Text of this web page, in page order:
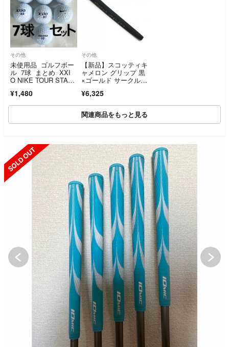
その他
未使用品 ゴルフボー
ル 7球 まとめ XXI
O NIKE TOUR STAG
¥1,480
その他
【新品】スコッティキ
ャメロン グリップ 黒
×ゴールド サークル
MERON
¥6,325
関連商品をもっと見る
SOLD OUT